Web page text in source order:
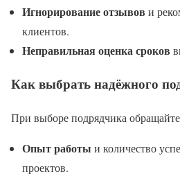
Игнорирование отзывов и
клиентов.
Неправильная оценка сроков
Как выбрать надёжного
При выборе подрядчика
Опыт работы и количество
проектов.